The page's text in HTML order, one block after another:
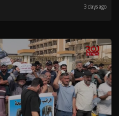
3 days ago